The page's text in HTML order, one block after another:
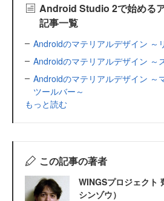
Android Studio 2で始める
記事一覧
Androidのマテリアルデザイン ～
Androidのマテリアルデザイン ～
Androidのマテリアルデザイン ～
ツールバー～
もっと読む
この記事の著者
WINGSプロジェクト
シンゾウ）